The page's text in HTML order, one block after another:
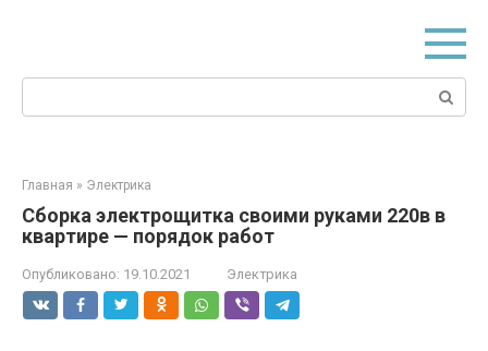
Главная » Электрика
Сборка электрощитка своими руками 220в в
квартире — порядок работ
Опубликовано: 19.10.2021 Электрика